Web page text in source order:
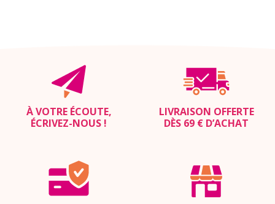
À VOTRE ÉCOUTE,
ÉCRIVEZ-NOUS !
LIVRAISON OFFERTE
DÈS 69 € D’ACHAT